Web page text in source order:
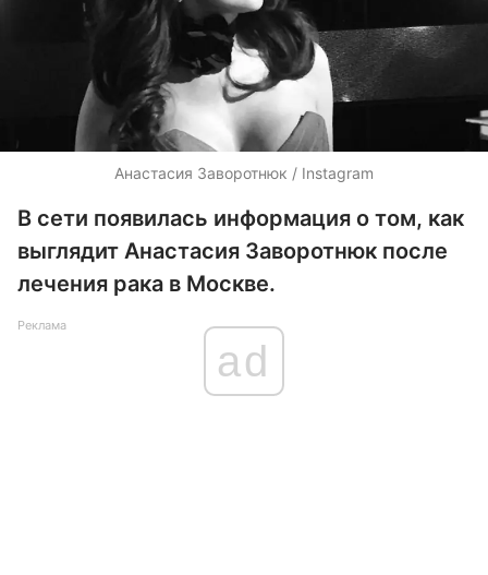
Анастасия Заворотнюк / Instagram
В сети появилась информация о том, как
выглядит Анастасия Заворотнюк после
лечения рака в Москве.
Реклама
ad